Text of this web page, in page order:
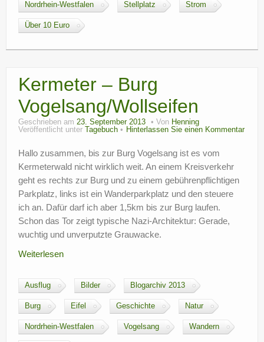
Nordrhein-Westfalen Stellplatz Strom
Über 10 Euro
Kermeter – Burg
Vogelsang/Wollseifen
Geschrieben am 23. September 2013 Von Henning
Veröffentlicht unter
Tagebuch Hinterlassen Sie einen Kommentar
Hallo zusammen, bis zur Burg Vogelsang ist es vom
Kermeterwald nicht wirklich weit. An einem Kreisverkehr
geht es rechts zur Burg und zu einem gebührenpflichtigen
Parkplatz, links ist ein Wanderparkplatz und den steuere
ich an. Dafür darf ich aber 1,5km bis zur Burg laufen.
Schon das Tor zeigt typische Nazi-Architektur: Gerade,
wuchtig und unverputzte Grauwacke.
Weiterlesen
Ausflug Bilder Blogarchiv 2013
Burg Eifel Geschichte Natur
Nordrhein-Westfalen Vogelsang Wandern